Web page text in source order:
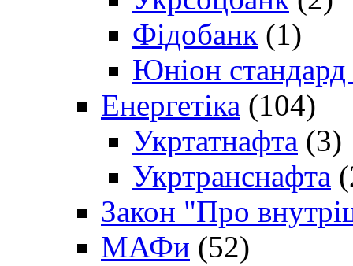
Фідобанк (1)
Юніон стандард
Енергетіка (104)
Укртатнафта (3)
Укртранснафта
Закон "Про
МАФи (52)